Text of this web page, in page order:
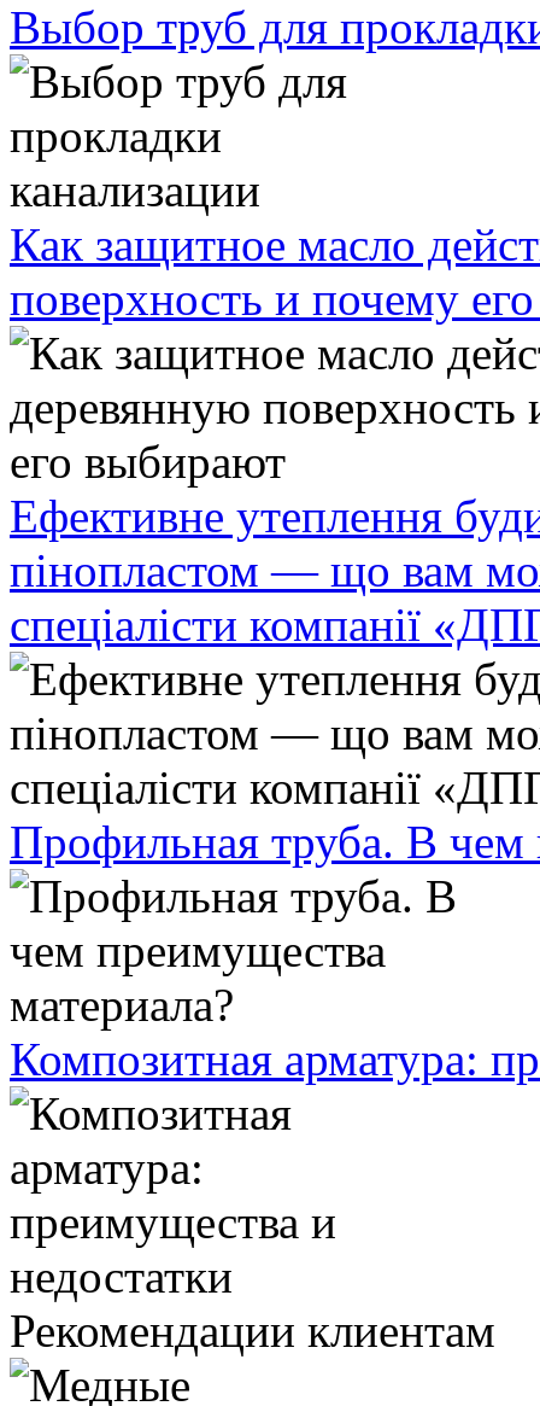
Выбор труб для
Как защитное масло
поверхность и почему
Ефективне утеплення
пінопластом — що вам
спеціалісти компанії
Профильная труба. В чем
Композитная арматура:
Рекомендации клиентам